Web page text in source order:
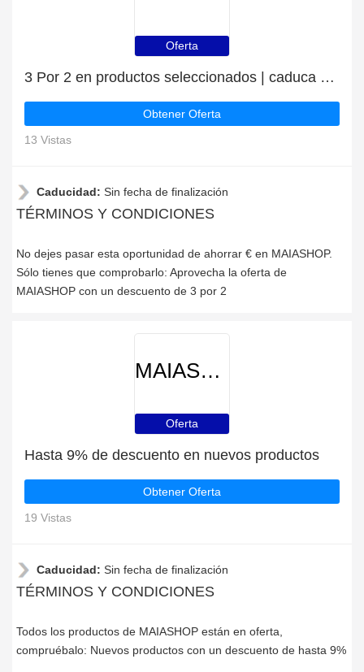
Oferta
3 Por 2 en productos seleccionados | caduca pronto
Obtener Oferta
13 Vistas
Caducidad: Sin fecha de finalización
TÉRMINOS Y CONDICIONES
No dejes pasar esta oportunidad de ahorrar € en MAIASHOP.
Sólo tienes que comprobarlo: Aprovecha la oferta de
MAIASHOP con un descuento de 3 por 2
MAIASHOP
Oferta
Hasta 9% de descuento en nuevos productos
Obtener Oferta
19 Vistas
Caducidad: Sin fecha de finalización
TÉRMINOS Y CONDICIONES
Todos los productos de MAIASHOP están en oferta,
compruébalo: Nuevos productos con un descuento de hasta 9%